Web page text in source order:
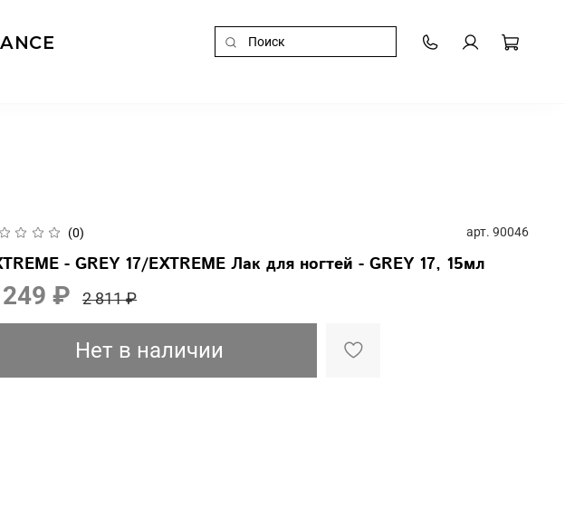
(0) арт. 90046
- GREY 17/EXTREME Лак для ногтей - GREY 17, 15мл
₽ 2 811 ₽
Нет в наличии